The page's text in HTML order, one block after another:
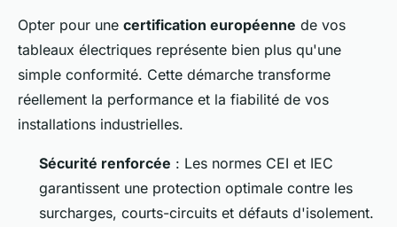
Opter pour une certification européenne de vos
tableaux électriques représente bien plus qu'une
simple conformité. Cette démarche transforme
réellement la performance et la fiabilité de vos
installations industrielles.
Sécurité renforcée : Les normes CEI et IEC
garantissent une protection optimale contre les
surcharges, courts-circuits et défauts d'isolement.